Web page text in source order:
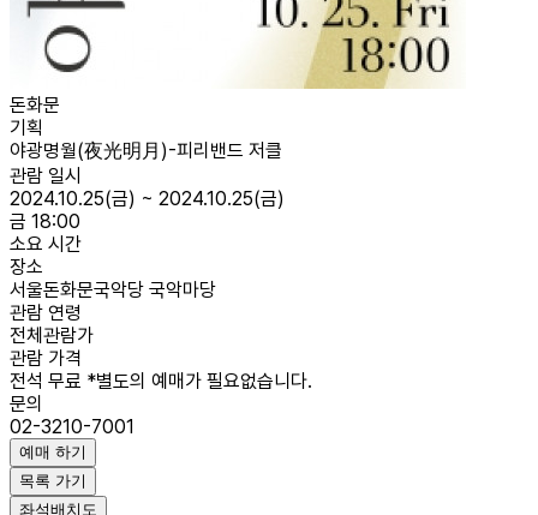
돈화문
기획
야광명월(夜光明月)-피리밴드 저클
관람 일시
2024.10.25(금) ~ 2024.10.25(금)
금 18:00
소요 시간
장소
서울돈화문국악당 국악마당
관람 연령
전체관람가
관람 가격
전석 무료 *별도의 예매가 필요없습니다.
문의
02-3210-7001
예매 하기
목록 가기
좌석배치도